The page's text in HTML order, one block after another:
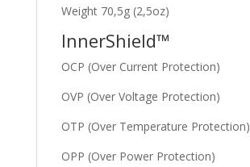
Weight 70,5g (2,5oz)
InnerShield™
OCP (Over Current Protection)
OVP (Over Voltage Protection)
OTP (Over Temperature Protection)
OPP (Over Power Protection)